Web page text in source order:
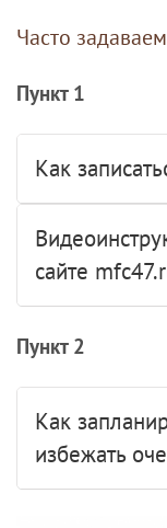
Часто
Пункт 1
Как
сайте
Пункт 2
Как
избежать